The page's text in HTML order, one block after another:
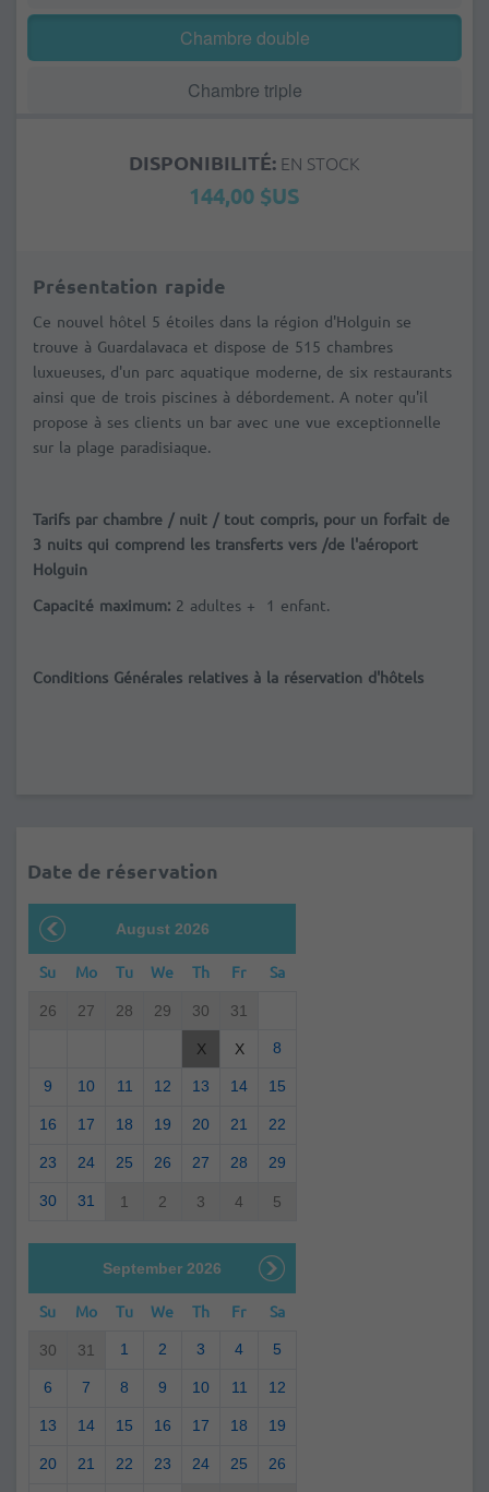
Chambre double
Chambre triple
DISPONIBILITÉ: EN STOCK
144,00 $US
Présentation rapide
Ce nouvel hôtel 5 étoiles dans la région d'Holguin se
trouve à Guardalavaca et dispose de 515 chambres
luxueuses, d'un parc aquatique moderne, de six restaurants
ainsi que de trois piscines à débordement. A noter qu'il
propose à ses clients un bar avec une vue exceptionnelle
sur la plage paradisiaque.
Tarifs par chambre / nuit / tout compris, pour un forfait de
3 nuits qui comprend les transferts vers /de l'aéroport
Holguin
Capacité maximum: 2 adultes + 1 enfant.
Conditions Générales relatives à la réservation d'hôtels
Date de réservation
August 2026
Su Mo Tu We Th Fr Sa
26 27 28 29 30 31
X X 8
9 10 11 12 13 14 15
16 17 18 19 20 21 22
23 24 25 26 27 28 29
30 31 1 2 3 4 5
September 2026
Su Mo Tu We Th Fr Sa
30 31 1 2 3 4 5
6 7 8 9 10 11 12
13 14 15 16 17 18 19
20 21 22 23 24 25 26